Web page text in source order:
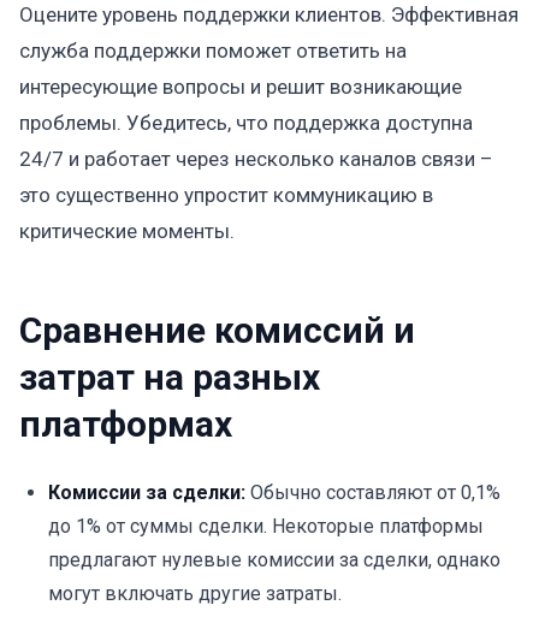
Оцените уровень поддержки клиентов. Эффективная
служба поддержки поможет ответить на
интересующие вопросы и решит возникающие
проблемы. Убедитесь, что поддержка доступна
24/7 и работает через несколько каналов связи –
это существенно упростит коммуникацию в
критические моменты.
Сравнение комиссий и
затрат на разных
платформах
Комиссии за сделки: Обычно составляют от 0,1%
до 1% от суммы сделки. Некоторые платформы
предлагают нулевые комиссии за сделки, однако
могут включать другие затраты.